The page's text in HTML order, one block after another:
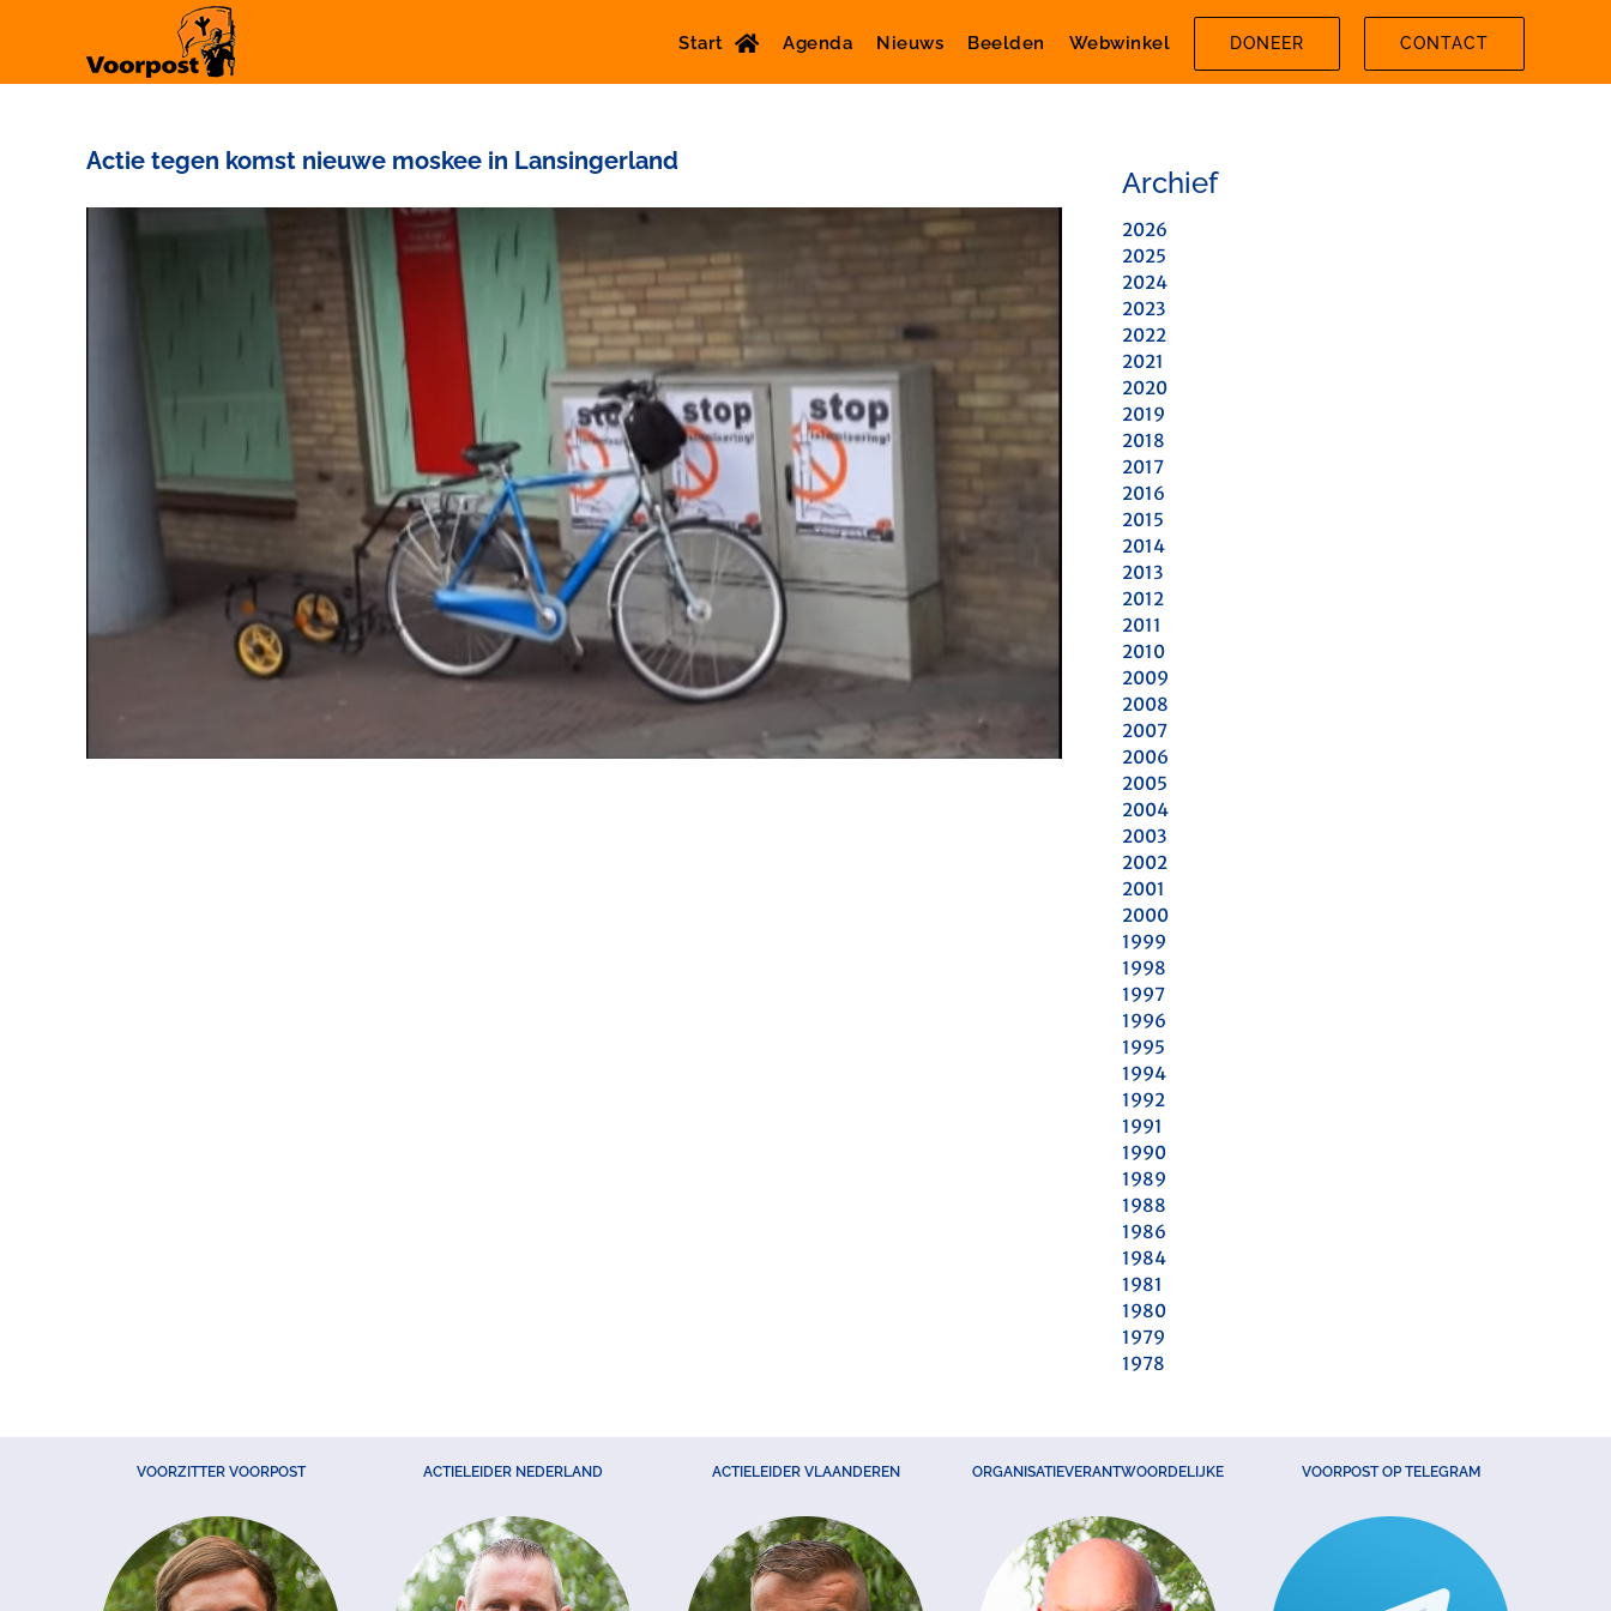
Start Agenda Nieuws Beelden Webwinkel DONEER CONTACT
Actie tegen komst nieuwe moskee in Lansingerland
Archief
2026
2025
2024
2023
2022
2021
2020
2019
2018
2017
2016
2015
2014
2013
2012
2011
2010
2009
2008
2007
2006
2005
2004
2003
2002
2001
2000
1999
1998
1997
1996
1995
1994
1992
1991
1990
1989
1988
1986
1984
1981
1980
1979
1978
VOORZITTER VOORPOST ACTIELEIDER NEDERLAND ACTIELEIDER VLAANDEREN ORGANISATIEVERANTWOORDELIJKE VOORPOST OP TELEGRAM